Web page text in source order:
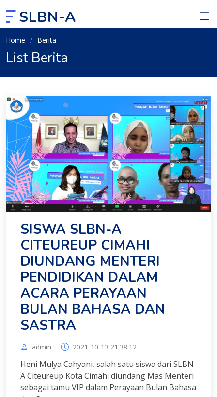
SLBN-A
Home Berita
List Berita
SISWA SLBN-A
CITEUREUP CIMAHI
DIUNDANG MENTERI
PENDIDIKAN DALAM
ACARA PERAYAAN
BULAN BAHASA DAN
SASTRA
admin 2021-10-13 21:38:12
Heni Mulya Cahyani, salah satu siswa dari SLBN
A Citeureup Kota Cimahi diundang Mas Menteri
sebagai tamu VIP dalam Perayaan Bulan Bahasa